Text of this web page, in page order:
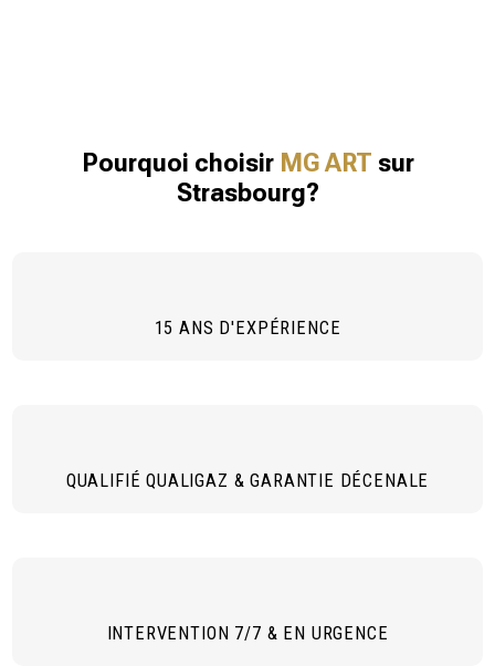
Pourquoi choisir MG ART sur
Strasbourg?
15 ANS D'EXPÉRIENCE
QUALIFIÉ QUALIGAZ & GARANTIE DÉCENALE
INTERVENTION 7/7 & EN URGENCE